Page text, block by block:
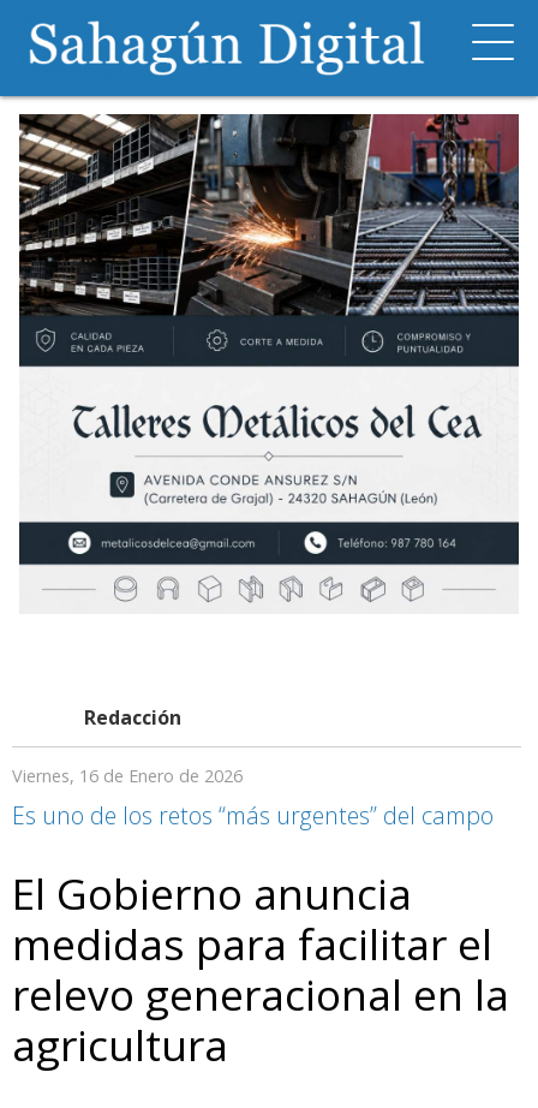
Redacción
Viernes, 16 de Enero de 2026
Es uno de los retos “más urgentes” del campo
El Gobierno anuncia
medidas para facilitar el
relevo generacional en la
agricultura